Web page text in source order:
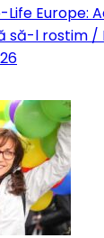
Life Europe:
să-l rostim /